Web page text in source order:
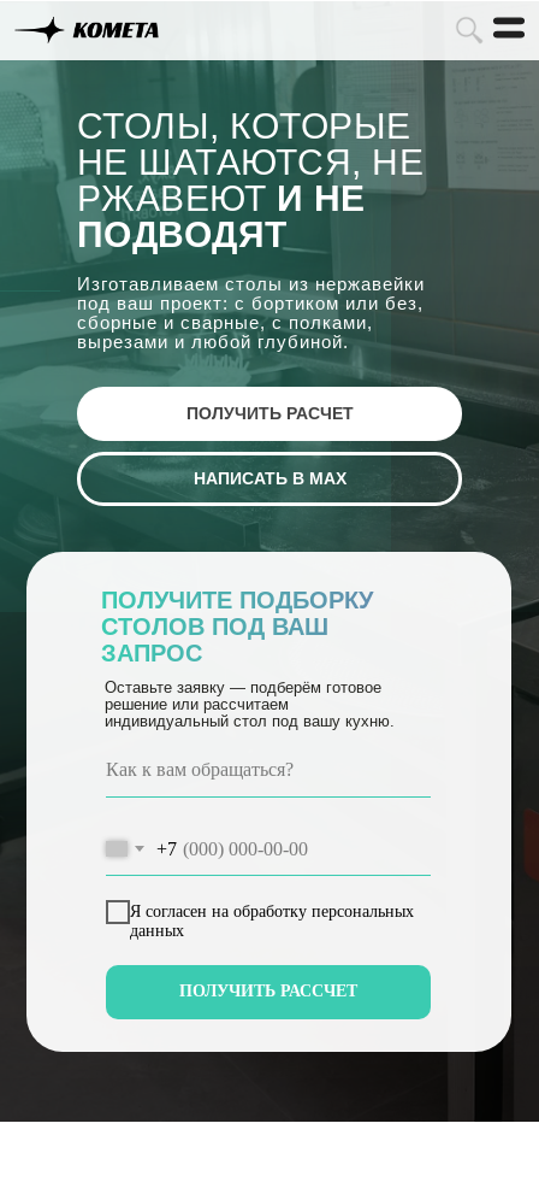
ПОЛУЧИТЕ ПОДБОРКУ
СТОЛОВ ПОД ВАШ
ЗАПРОС
Оставьте заявку — подберём готовое
решение или рассчитаем
индивидуальный стол под вашу кухню.
+7
Я согласен на обработку персональных
данных
ПОЛУЧИТЬ РАССЧЕТ
СТОЛЫ, КОТОРЫЕ
НЕ ШАТАЮТСЯ, НЕ
РЖАВЕЮТ И НЕ
ПОДВОДЯТ
Изготавливаем столы из нержавейки
под ваш проект: с бортиком или без,
сборные и сварные, с полками,
вырезами и любой глубиной.
ПОЛУЧИТЬ РАСЧЕТ
НАПИСАТЬ В MAX